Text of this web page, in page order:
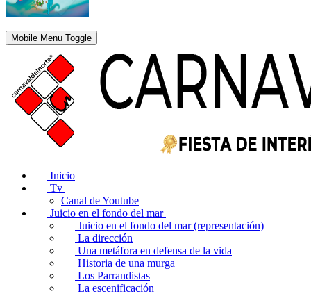
Mobile Menu Toggle
Inicio
Tv
Canal de Youtube
Juicio en el fondo del mar
Juicio en el fondo del mar (representación)
La dirección
Una metáfora en defensa de la vida
Historia de una murga
Los Parrandistas
La escenificación